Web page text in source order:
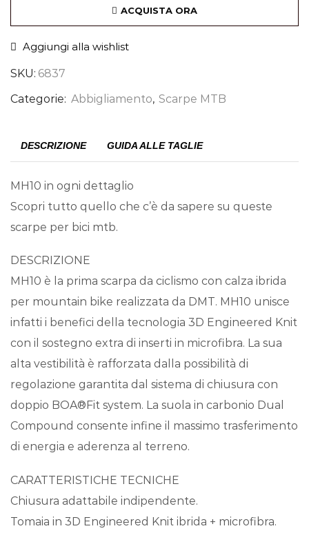
ACQUISTA ORA
Aggiungi alla wishlist
SKU: 6837
Categorie: Abbigliamento, Scarpe MTB
DESCRIZIONE GUIDA ALLE TAGLIE
MH10 in ogni dettaglio
Scopri tutto quello che c’è da sapere su queste
scarpe per bici mtb.
DESCRIZIONE
MH10 è la prima scarpa da ciclismo con calza ibrida
per mountain bike realizzata da DMT. MH10 unisce
infatti i benefici della tecnologia 3D Engineered Knit
con il sostegno extra di inserti in microfibra. La sua
alta vestibilità è rafforzata dalla possibilità di
regolazione garantita dal sistema di chiusura con
doppio BOA®Fit system. La suola in carbonio Dual
Compound consente infine il massimo trasferimento
di energia e aderenza al terreno.
CARATTERISTICHE TECNICHE
Chiusura adattabile indipendente.
Tomaia in 3D Engineered Knit ibrida + microfibra.